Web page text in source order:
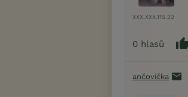
XXX.XXX.115.22
0 hlasů
ančovička